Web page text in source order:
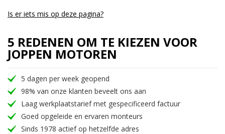
Is er iets mis op deze pagina?
5 REDENEN OM TE KIEZEN VOOR
JOPPEN MOTOREN
5 dagen per week geopend
98% van onze klanten beveelt ons aan
Laag werkplaatstarief met gespecificeerd factuur
Goed opgeleide en ervaren monteurs
Sinds 1978 actief op hetzelfde adres